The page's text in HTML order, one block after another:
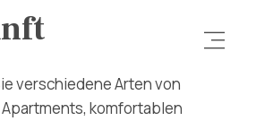
verschiedene Arten von
komfortablen